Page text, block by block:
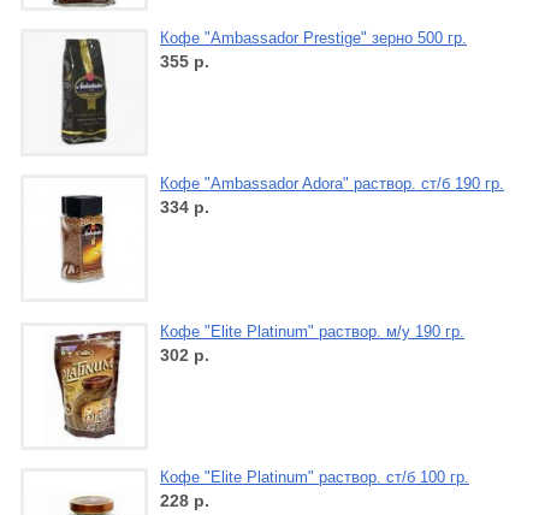
Кофе "Ambassador Prestige" зерно 500 гр.
355 р.
Кофе "Ambassador Adora" раствор. ст/б 190 гр.
334 р.
Кофе "Elite Platinum" раствор. м/у 190 гр.
302 р.
Кофе "Elite Platinum" раствор. ст/б 100 гр.
228 р.